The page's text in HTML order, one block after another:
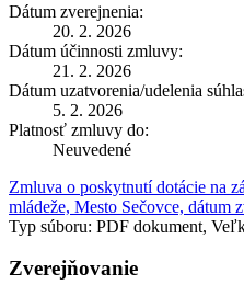
Dátum zverejnenia:
20. 2. 2026
Dátum účinnosti zmluvy:
21. 2. 2026
Dátum uzatvorenia/udelenia
5. 2. 2026
Platnosť zmluvy do:
Neuvedené
Zmluva o poskytnutí dotácie na
mládeže, Mesto Sečovce, dátum
Typ súboru: PDF dokument,
Zverejňovanie